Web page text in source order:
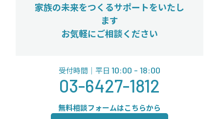
家族の未来をつくるサポートをいたし
ます
お気軽にご相談ください
受付時間｜平日 10:00 - 18:00
03-6427-1812
無料相談フォームはこちらから